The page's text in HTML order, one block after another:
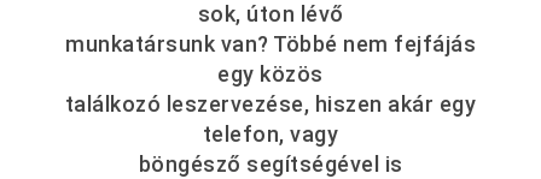
sok, úton lévő
munkatársunk van? Többé nem fejfájás
egy közös
találkozó leszervezése, hiszen akár egy
telefon, vagy
böngésző segítségével is